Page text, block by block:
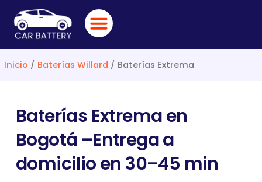
contenido
Inicio / Baterías Willard / Baterías Extrema
Baterías Extrema en
Bogotá –Entrega a
domicilio en 30–45 min